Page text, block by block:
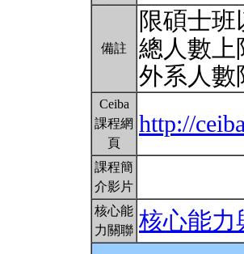
備註
限碩士班
總人數上
外系人數
Ceiba
課程網
頁
http://
課程簡
介影片
核心能
力關聯 核心能力